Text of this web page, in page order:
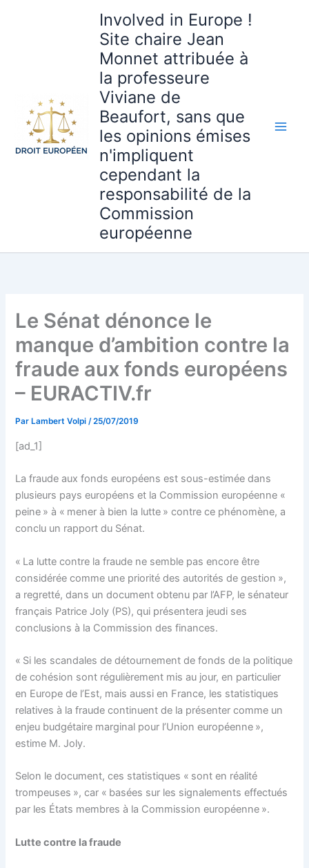
Involved in Europe !
Site chaire Jean
Monnet attribuée à
la professeure
Viviane de
Beaufort, sans que
les opinions émises
n'impliquent
cependant la
responsabilité de la
Commission
européenne
Le Sénat dénonce le
manque d’ambition contre la
fraude aux fonds européens
– EURACTIV.fr
Par Lambert Volpi/25/07/2019
[ad_1]
La fraude aux fonds européens est sous-estimée dans
plusieurs pays européens et la Commission européenne «
peine » à « mener à bien la lutte » contre ce phénomène, a
conclu un rapport du Sénat.
« La lutte contre la fraude ne semble pas encore être
considérée comme une priorité des autorités de gestion »,
a regretté, dans un document obtenu par l’AFP, le sénateur
français Patrice Joly (PS), qui présentera jeudi ses
conclusions à la Commission des finances.
« Si les scandales de détournement de fonds de la politique
de cohésion sont régulièrement mis au jour, en particulier
en Europe de l’Est, mais aussi en France, les statistiques
relatives à la fraude continuent de la présenter comme un
enjeu budgétaire marginal pour l’Union européenne »,
estime M. Joly.
Selon le document, ces statistiques « sont en réalité
trompeuses », car « basées sur les signalements effectués
par les États membres à la Commission européenne ».
Lutte contre la fraude